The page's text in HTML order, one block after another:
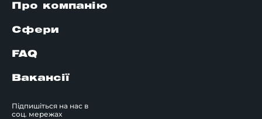
Про компанію
Сфери
FAQ
Вакансії
Підпишіться на нас в
соц. мережах